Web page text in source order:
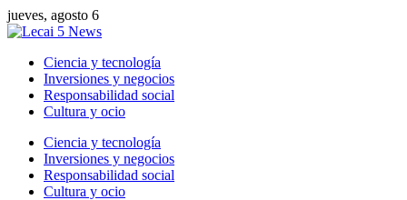
jueves, agosto 6
Ciencia y tecnología
Inversiones y negocios
Responsabilidad social
Cultura y ocio
Ciencia y tecnología
Inversiones y negocios
Responsabilidad social
Cultura y ocio